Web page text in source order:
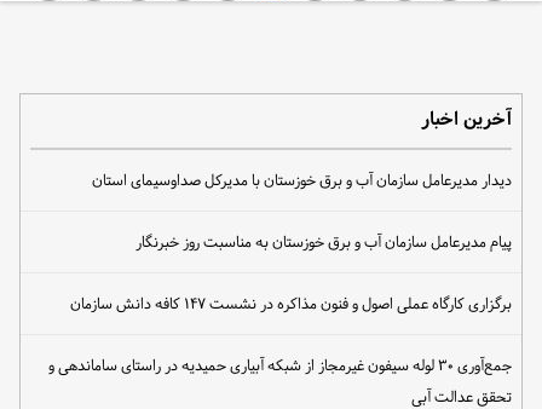
آخرین اخبار
دیدار مدیرعامل سازمان آب و برق خوزستان با مدیرکل صداوسیمای استان
پیام مدیرعامل سازمان آب و برق خوزستان به مناسبت روز خبرنگار
برگزاری کارگاه عملی اصول و فنون مذاکره در نشست ۱۴۷ کافه دانش سازمان
جمع‌آوری ۳۰ لوله سیفون غیرمجاز از شبکه آبیاری حمیدیه در راستای ساماندهی و
تحقق عدالت آبی